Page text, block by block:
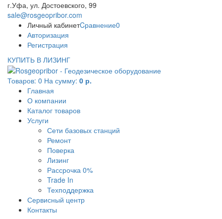
г.Уфа, ул. Достоевского, 99
sale@rosgeopribor.com
Личный кабинет
Авторизация
Регистрация
Cравнение0
КУПИТЬ В ЛИЗИНГ
Товаров: 0 На сумму: 0 р.
Главная
О компании
Каталог товаров
Услуги
Сети базовых станций
Ремонт
Поверка
Лизинг
Рассрочка 0%
Trade In
Техподдержка
Сервисный центр
Контакты